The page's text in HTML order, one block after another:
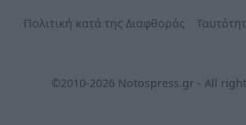
Πολιτική κατά της Διαφθοράς
©2010-2026 Notospress.gr - All